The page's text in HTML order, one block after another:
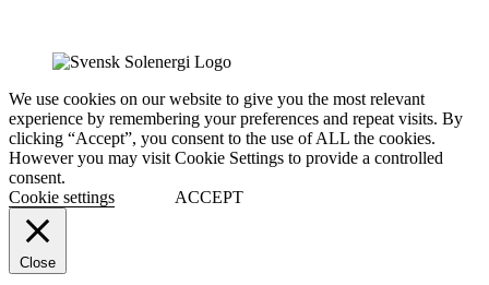
We use cookies on our website to give you the most relevant
experience by remembering your preferences and repeat visits. By
clicking “Accept”, you consent to the use of ALL the cookies.
However you may visit Cookie Settings to provide a controlled
consent.
Cookie settings
ACCEPT
Close